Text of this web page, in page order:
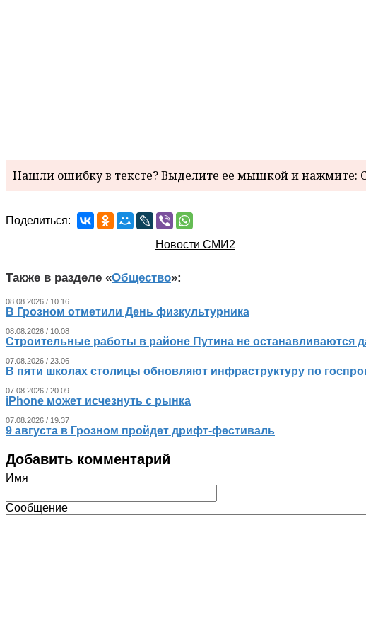
Нашли ошибку в тексте? Выделите ее мышкой и нажмите:
Поделиться:
Новости СМИ2
Также в разделе «Общество»:
08.08.2026 / 10.16
В Грозном отметили День физкультурника
08.08.2026 / 10.08
Строительные работы в районе Путина не останавливаются
07.08.2026 / 23.06
В пяти школах столицы обновляют инфраструктуру по
07.08.2026 / 20.09
iPhone может исчезнуть с рынка
07.08.2026 / 19.37
9 августа в Грозном пройдет дрифт-фестиваль
Добавить комментарий
Имя
Сообщение